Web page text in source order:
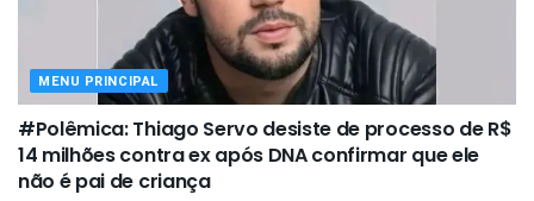
MENU PRINCIPAL
#Polêmica: Thiago Servo desiste de processo de R$
14 milhões contra ex após DNA confirmar que ele
não é pai de criança